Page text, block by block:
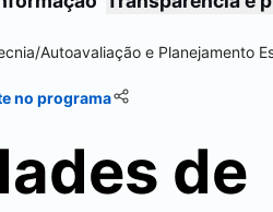
/Autoavaliação e Planejamento
no programa
de